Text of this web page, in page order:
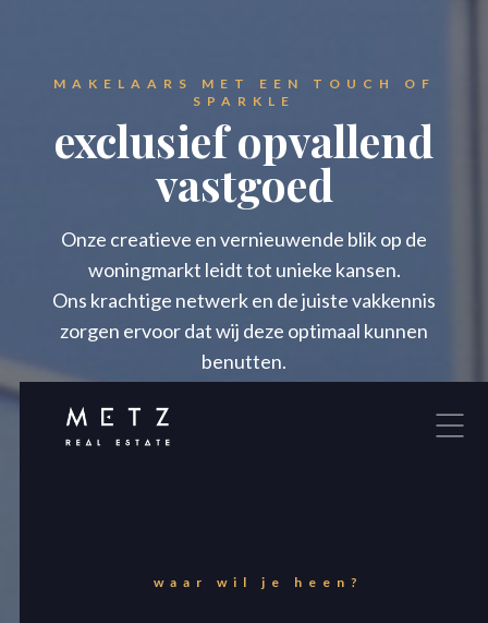
waar wil je heen?
MAKELAARS MET EEN TOUCH OF
SPARKLE
exclusief opvallend
vastgoed
Onze creatieve en vernieuwende blik op de
woningmarkt leidt tot unieke kansen.
Ons krachtige netwerk en de juiste vakkennis
zorgen ervoor dat wij deze optimaal kunnen
benutten.
markt tot de aangename plek om jouw woonwens